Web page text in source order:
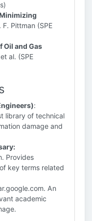
F. Pittman (SPE
and Gas
al. (SPE
:
library of technical
damage and
Provides
key terms related
An
academic